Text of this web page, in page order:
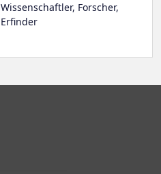
Wissenschaftler, Forscher,
Erfinder